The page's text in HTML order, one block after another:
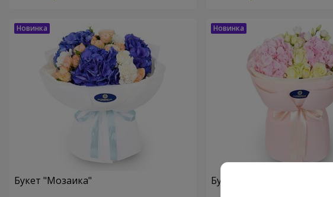
Букет "Мозаика" Букет "Эфира"